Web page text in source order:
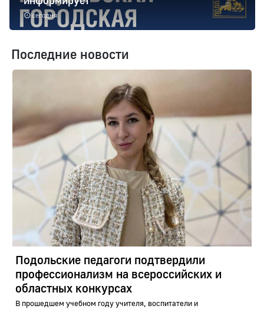
сегодня
Последние новости
Подольские педагоги подтвердили
профессионализм на всероссийских и
областных конкурсах
В прошедшем учебном году учителя, воспитатели и